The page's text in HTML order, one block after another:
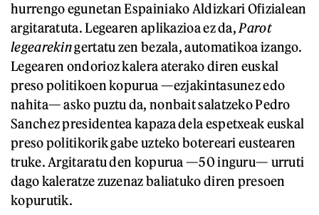
hurrengo egunetan Espainiako Aldizkari Ofizialean
argitaratuta. Legearen aplikazioa ez da, Parot
legearekingertatu zen bezala, automatikoa izango.
Legearen ondorioz kalera aterako diren euskal
preso politikoen kopurua —ezjakintasunez edo
nahita— asko puztu da, nonbait salatzeko Pedro
Sanchez presidentea kapaza dela espetxeak euskal
preso politikorik gabe uzteko botereari eustearen
truke. Argitaratu den kopurua —50 inguru— urruti
dago kaleratze zuzenaz baliatuko diren presoen
kopurutik.